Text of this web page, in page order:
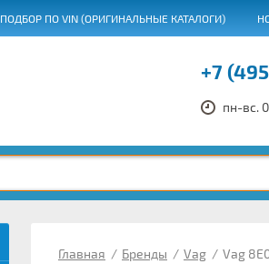
ПОДБОР ПО VIN (ОРИГИНАЛЬНЫЕ КАТАЛОГИ)
+7
пн-вс.
Главная / Бренды / Vag / Vag